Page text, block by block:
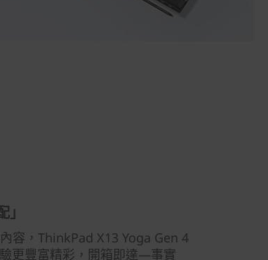
容，ThinkPad X13 Yoga Gen 4
更豐富精彩，開箱即達—事實